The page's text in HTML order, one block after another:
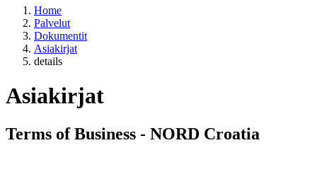
Home
Palvelut
Dokumentit
Asiakirjat
details
Asiakirjat
Terms of Business - NORD Croatia